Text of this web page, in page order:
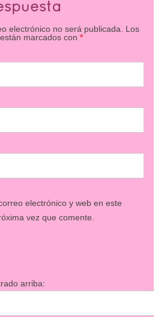
electrónico no será publicada.
Los
marcados con *
electrónico y web en este
vez que comente.
arriba: